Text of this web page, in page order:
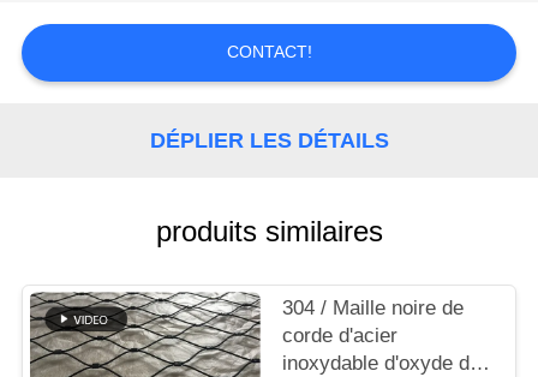
NOUVELLES
DU
SITE
CONTACT!
DÉPLIER LES DÉTAILS
produits similaires
304 / Maille noire de
corde d'acier
inoxydable d'oxyde de